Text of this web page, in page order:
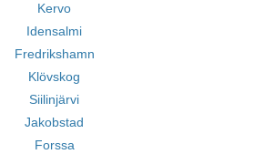
Kervo
Idensalmi
Fredrikshamn
Klövskog
Siilinjärvi
Jakobstad
Forssa